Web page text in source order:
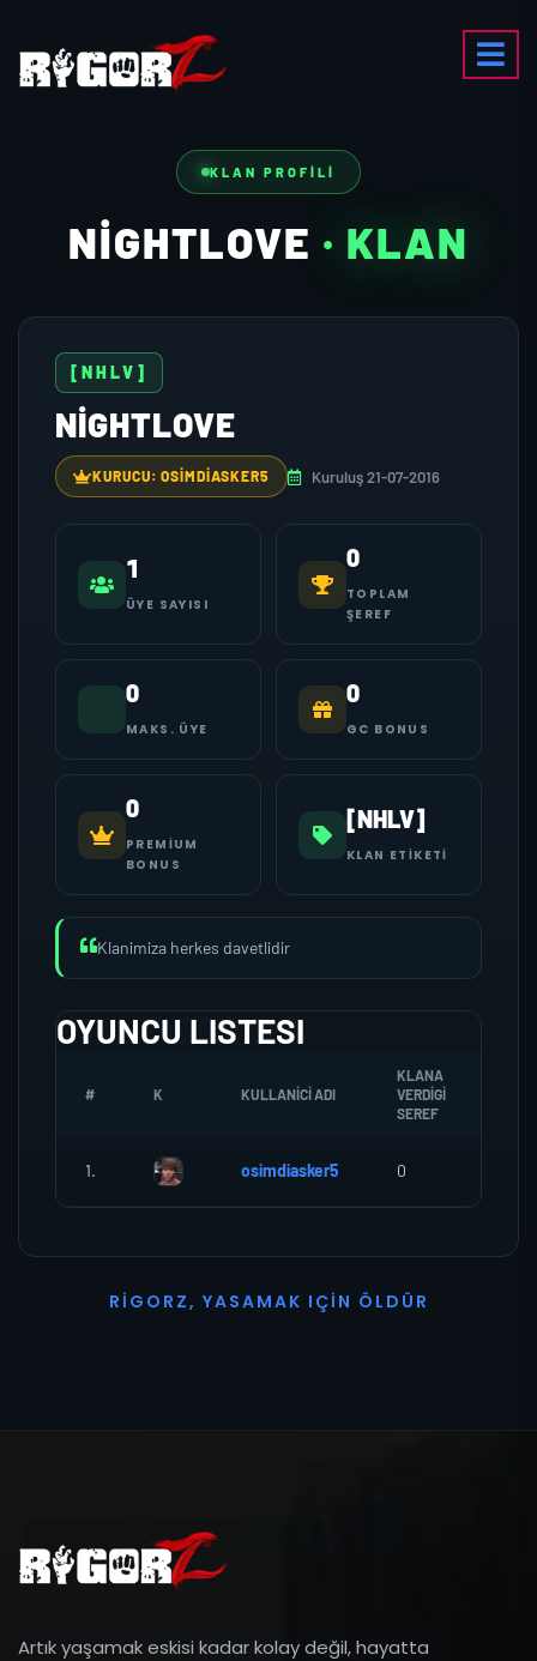
KLAN PROFILI
NIGHTLOVE · KLAN
[NHLV]
NIGHTLOVE
KURUCU: OSIMDIASKER5 Kuruluş 21-07-2016
1
ÜYE SAYISI
0
TOPLAM
ŞEREF
0
MAKS. ÜYE
0
GC BONUS
0
PREMIUM
BONUS
[NHLV]
KLAN ETIKETI
Klanimiza herkes davetlidir
OYUNCU LISTESI
# K KULLANICI ADI
KLANA
VERDIGI
SEREF
1. osimdiasker5 0
R I G O R Z, YASAMAK I ÇI N Ö L D Ü R
Artık yaşamak eskisi kadar kolay değil, hayatta